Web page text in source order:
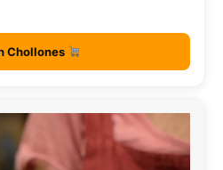
Chollones